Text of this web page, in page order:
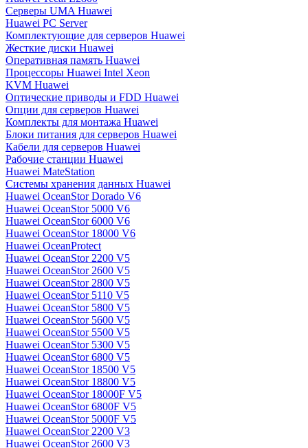
Серверы UMA Huawei
Huawei PC Server
Комплектующие для серверов Huawei
Жесткие диски Huawei
Оперативная память Huawei
Процессоры Huawei Intel Xeon
KVM Huawei
Оптические приводы и FDD Huawei
Опции для серверов Huawei
Комплекты для монтажа Huawei
Блоки питания для серверов Huawei
Кабели для серверов Huawei
Рабочие станции Huawei
Huawei MateStation
Системы хранения данных Huawei
Huawei OceanStor Dorado V6
Huawei OceanStor 5000 V6
Huawei OceanStor 6000 V6
Huawei OceanStor 18000 V6
Huawei OceanProtect
Huawei OceanStor 2200 V5
Huawei OceanStor 2600 V5
Huawei OceanStor 2800 V5
Huawei OceanStor 5110 V5
Huawei OceanStor 5800 V5
Huawei OceanStor 5600 V5
Huawei OceanStor 5500 V5
Huawei OceanStor 5300 V5
Huawei OceanStor 6800 V5
Huawei OceanStor 18500 V5
Huawei OceanStor 18800 V5
Huawei OceanStor 18000F V5
Huawei OceanStor 6800F V5
Huawei OceanStor 5000F V5
Huawei OceanStor 2200 V3
Huawei OceanStor 2600 V3